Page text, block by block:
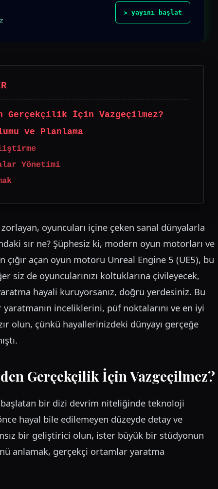
> yayını başlat
Gerçekçilik İçin Vazgeçilmez?
ve Planlama
Yönetimi
oyuncuları içine çeken sanal dünyalarla
sır ne? Şüphesiz ki, modern oyun motorları ve
çığır açan oyun motoru Unreal Engine 5 (UE5), bu
siz de oyuncularınızı koltuklarına çivileyecek,
hayali kuruyorsanız, doğru yerdesiniz. Bu
inceliklerini, püf noktalarını ve en iyi
olun, çünkü hayallerinizdeki dünyayı gerçeğe
Gerçekçilik İçin Vazgeçilmez?
bir dizi devrim niteliğinde teknoloji
hayal bile edilemeyen düzeyde detay ve
bir geliştirici olun, ister büyük bir stüdyonun
anlamak, gerçekçi ortamlar yaratma